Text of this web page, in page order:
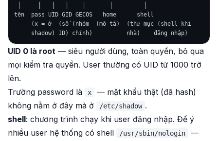
tên  pass UID GID GECOS   home      shell
     (x = ở  (số (nhóm  (mô tả)  (thư mục (shell khi
UID 0 là root — siêu người dùng, toàn quyền, bỏ qua
mọi kiểm tra quyền. User thường có UID từ 1000 trở
lên.
Trường password là
x
— mật khẩu thật (đã hash)
không nằm ở đây mà ở
/etc/shadow .
shell: chương trình chạy khi user đăng nhập. Để ý
nhiều user hệ thống có shell
/usr/sbin/nologin
—